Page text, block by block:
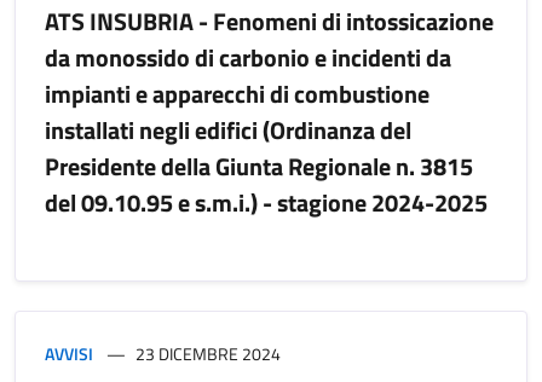
ATS INSUBRIA - Fenomeni di intossicazione
da monossido di carbonio e incidenti da
impianti e apparecchi di combustione
installati negli edifici (Ordinanza del
Presidente della Giunta Regionale n. 3815
del 09.10.95 e s.m.i.) - stagione 2024-2025
AVVISI 23 DICEMBRE 2024